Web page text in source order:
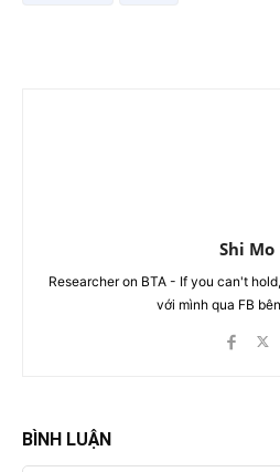
Shi Mo
Researcher on BTA - If you can't
với mình qua FB
BÌNH LUẬN